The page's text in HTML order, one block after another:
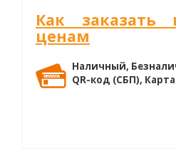
Как заказать
ценам
Наличный,
QR-код (СБП), Карта